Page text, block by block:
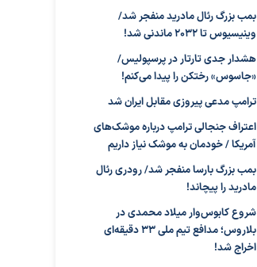
بمب بزرگ رئال مادرید منفجر شد/
وینیسیوس تا ۲۰۳۲ ماندنی شد!
هشدار جدی تارتار در پرسپولیس/
«جاسوس» رختکن را پیدا می‌کنم!
ترامپ مدعی پیروزی مقابل ایران شد
اعتراف جنجالی ترامپ درباره موشک‌های
آمریکا / خودمان به موشک نیاز داریم
بمب بزرگ بارسا منفجر شد/ رودری رئال
مادرید را پیچاند!
شروع کابوس‌وار میلاد محمدی در
بلاروس؛ مدافع تیم ملی ۳۳ دقیقه‌ای
اخراج شد!